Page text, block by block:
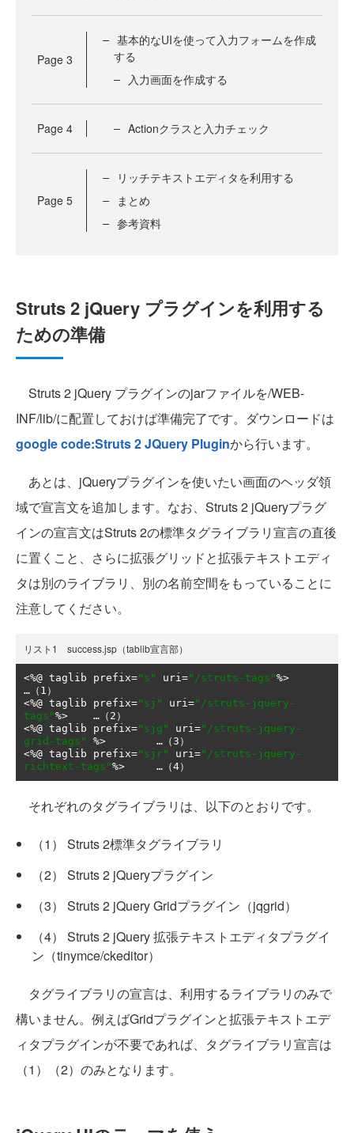
Page 3
基本的なUIを使って入力フォームを作成
する
入力画面を作成する
Page 4 Actionクラスと入力チェック
Page 5
リッチテキストエディタを利用する
まとめ
参考資料
Struts 2 jQuery プラグインを利用する
ための準備
Struts 2 jQuery プラグインのjarファイルを/WEB-
INF/lib/に配置しておけば準備完了です。ダウンロードは
google code:Struts 2 JQuery Pluginから行います。
あとは、jQueryプラグインを使いたい画面のヘッダ領
域で宣言文を追加します。なお、Struts 2 jQueryプラグ
インの宣言文はStruts 2の標準タグライブラリ宣言の直後
に置くこと、さらに拡張グリッドと拡張テキストエディ
タは別のライブラリ、別の名前空間をもっていることに
注意してください。
リスト1 success.jsp（tablib宣言部）
<%@ taglib prefix="s" uri="/struts-tags"%>
<%@ taglib prefix="sj" uri="/struts-jquery-
tags"
<%@ taglib prefix="sjg" uri="/struts-jquery-
grid-tags"
<%@ taglib prefix="sjr" uri="/struts-jquery-
richtext-tags"%>     …（4）
それぞれのタグライブラリは、以下のとおりです。
（1） Struts 2標準タグライブラリ
（2） Struts 2 jQueryプラグイン
（3） Struts 2 jQuery Gridプラグイン（jqgrid）
（4） Struts 2 jQuery 拡張テキストエディタプラグイ
ン（tinymce/ckeditor）
タグライブラリの宣言は、利用するライブラリのみで
構いません。例えばGridプラグインと拡張テキストエデ
ィタプラグインが不要であれば、タグライブラリ宣言は
（1）（2）のみとなります。